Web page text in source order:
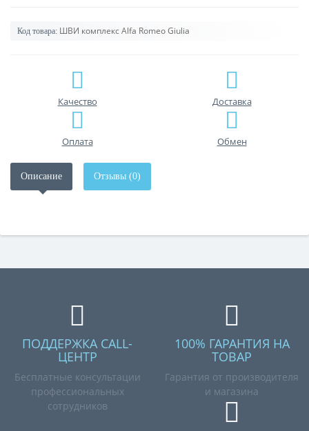
Код товара: ШВИ комплекс Alfa Romeo Giulia
Качество Доставка
Оплата Обмен
Описание Отзывы (0)
ПОДДЕРЖКА CALL-
ЦЕНТР
Бесплатные консультации
профессиональных
сотрудников
100% ГАРАНТИЯ НА
ТОВАР
Гарантия от производителя
и магазина